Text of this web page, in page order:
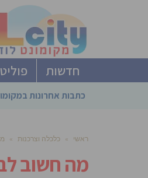
חדשות
כתבות אחרונות
ראשי » כלכלה וצרכנות »
מה חשוב